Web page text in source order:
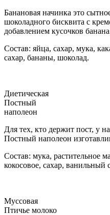
Банановая начинка это
шоколадного бисквита с
добавлением кусочков
Состав: яйца, сахар, мука,
сахар, бананы, шоколад.
Диетическая
Постный
наполеон
Для тех, кто держит пост, у
Постный наполеон
Состав: мука, растительное
кокосовое, сахар, ванильный
Муссовая
Птичье молоко